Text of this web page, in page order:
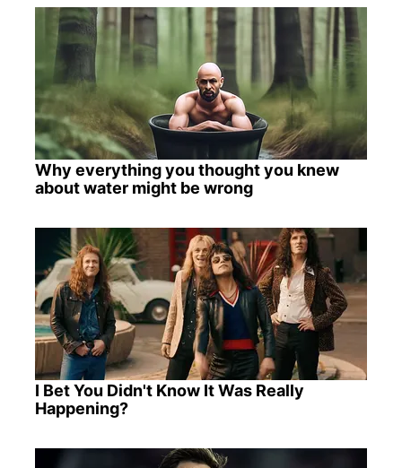
Why everything you thought you knew
about water might be wrong
I Bet You Didn't Know It Was Really
Happening?